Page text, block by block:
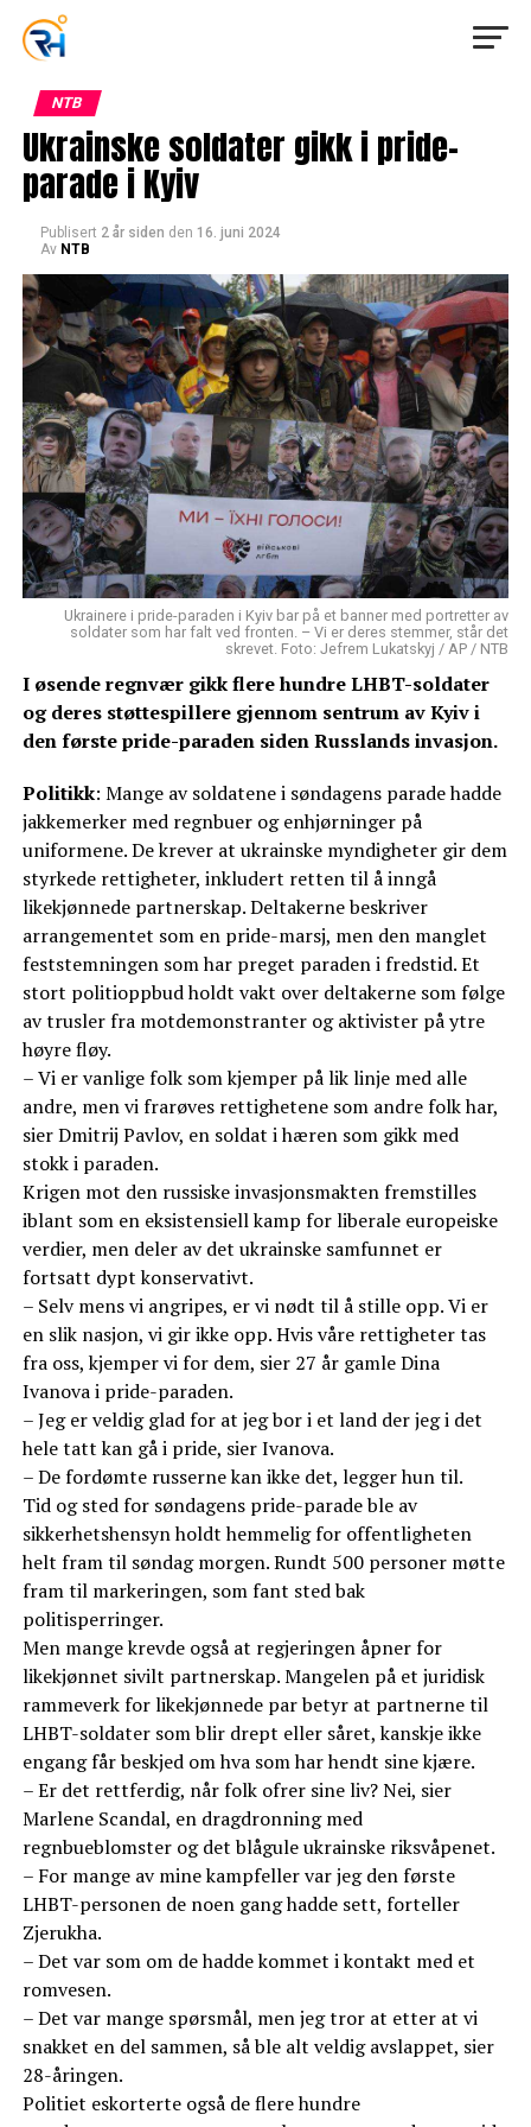
NTB
Ukrainske soldater gikk i pride-
parade i Kyiv
Publisert 2 år siden den 16. juni 2024
Av NTB
Ukrainere i pride-paraden i Kyiv bar på et banner med portretter av
soldater som har falt ved fronten. – Vi er deres stemmer, står det
skrevet. Foto: Jefrem Lukatskyj / AP / NTB
I øsende regnvær gikk flere hundre LHBT-soldater
og deres støttespillere gjennom sentrum av Kyiv i
den første pride-paraden siden Russlands invasjon.
Politikk: Mange av soldatene i søndagens parade hadde
jakkemerker med regnbuer og enhjørninger på
uniformene. De krever at ukrainske myndigheter gir dem
styrkede rettigheter, inkludert retten til å inngå
likekjønnede partnerskap. Deltakerne beskriver
arrangementet som en pride-marsj, men den manglet
feststemningen som har preget paraden i fredstid. Et
stort politioppbud holdt vakt over deltakerne som følge
av trusler fra motdemonstranter og aktivister på ytre
høyre fløy.
– Vi er vanlige folk som kjemper på lik linje med alle
andre, men vi frarøves rettighetene som andre folk har,
sier Dmitrij Pavlov, en soldat i hæren som gikk med
stokk i paraden.
Krigen mot den russiske invasjonsmakten fremstilles
iblant som en eksistensiell kamp for liberale europeiske
verdier, men deler av det ukrainske samfunnet er
fortsatt dypt konservativt.
– Selv mens vi angripes, er vi nødt til å stille opp. Vi er
en slik nasjon, vi gir ikke opp. Hvis våre rettigheter tas
fra oss, kjemper vi for dem, sier 27 år gamle Dina
Ivanova i pride-paraden.
– Jeg er veldig glad for at jeg bor i et land der jeg i det
hele tatt kan gå i pride, sier Ivanova.
– De fordømte russerne kan ikke det, legger hun til.
Tid og sted for søndagens pride-parade ble av
sikkerhetshensyn holdt hemmelig for offentligheten
helt fram til søndag morgen. Rundt 500 personer møtte
fram til markeringen, som fant sted bak
politisperringer.
Men mange krevde også at regjeringen åpner for
likekjønnet sivilt partnerskap. Mangelen på et juridisk
rammeverk for likekjønnede par betyr at partnerne til
LHBT-soldater som blir drept eller såret, kanskje ikke
engang får beskjed om hva som har hendt sine kjære.
– Er det rettferdig, når folk ofrer sine liv? Nei, sier
Marlene Scandal, en dragdronning med
regnbueblomster og det blågule ukrainske riksvåpenet.
– For mange av mine kampfeller var jeg den første
LHBT-personen de noen gang hadde sett, forteller
Zjerukha.
– Det var som om de hadde kommet i kontakt med et
romvesen.
– Det var mange spørsmål, men jeg tror at etter at vi
snakket en del sammen, så ble alt veldig avslappet, sier
28-åringen.
Politiet eskorterte også de flere hundre